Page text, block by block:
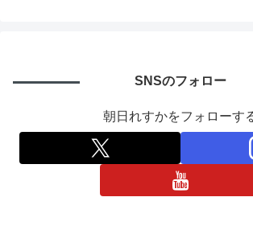
SNSのフォロー
朝日れすかをフォローす